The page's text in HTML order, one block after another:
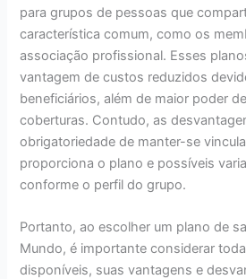
para grupos de pessoas que
característica comum, como os
associação profissional. Esses
vantagem de custos reduzidos
beneficiários, além de maior poder
coberturas. Contudo, as
obrigatoriedade de manter-se
proporciona o plano e possíveis
conforme o perfil do grupo.
Portanto, ao escolher um plano de
Mundo, é importante considerar
disponíveis, suas vantagens e